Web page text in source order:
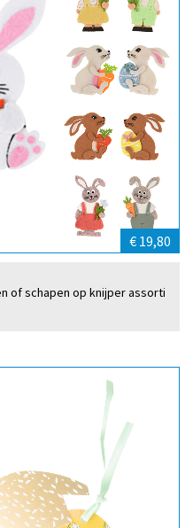
€ 19,80
of schapen op knijper assorti